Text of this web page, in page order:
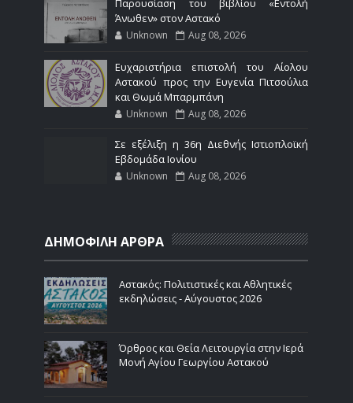
Παρουσίαση του βιβλίου «Εντολή
Άνωθεν» στον Αστακό
Unknown Aug 08, 2026
Ευχαριστήρια επιστολή του Αίολου
Αστακού προς την Ευγενία Πιτσούλια
και Θωμά Μπαρμπάνη
Unknown Aug 08, 2026
Σε εξέλιξη η 36η Διεθνής Ιστιοπλοϊκή
Εβδομάδα Ιονίου
Unknown Aug 08, 2026
ΔΗΜΟΦΙΛΗ ΑΡΘΡΑ
Αστακός: Πολιτιστικές και Αθλητικές
εκδηλώσεις - Αύγουστος 2026
Όρθρος και Θεία Λειτουργία στην Ιερά
Μονή Αγίου Γεωργίου Αστακού